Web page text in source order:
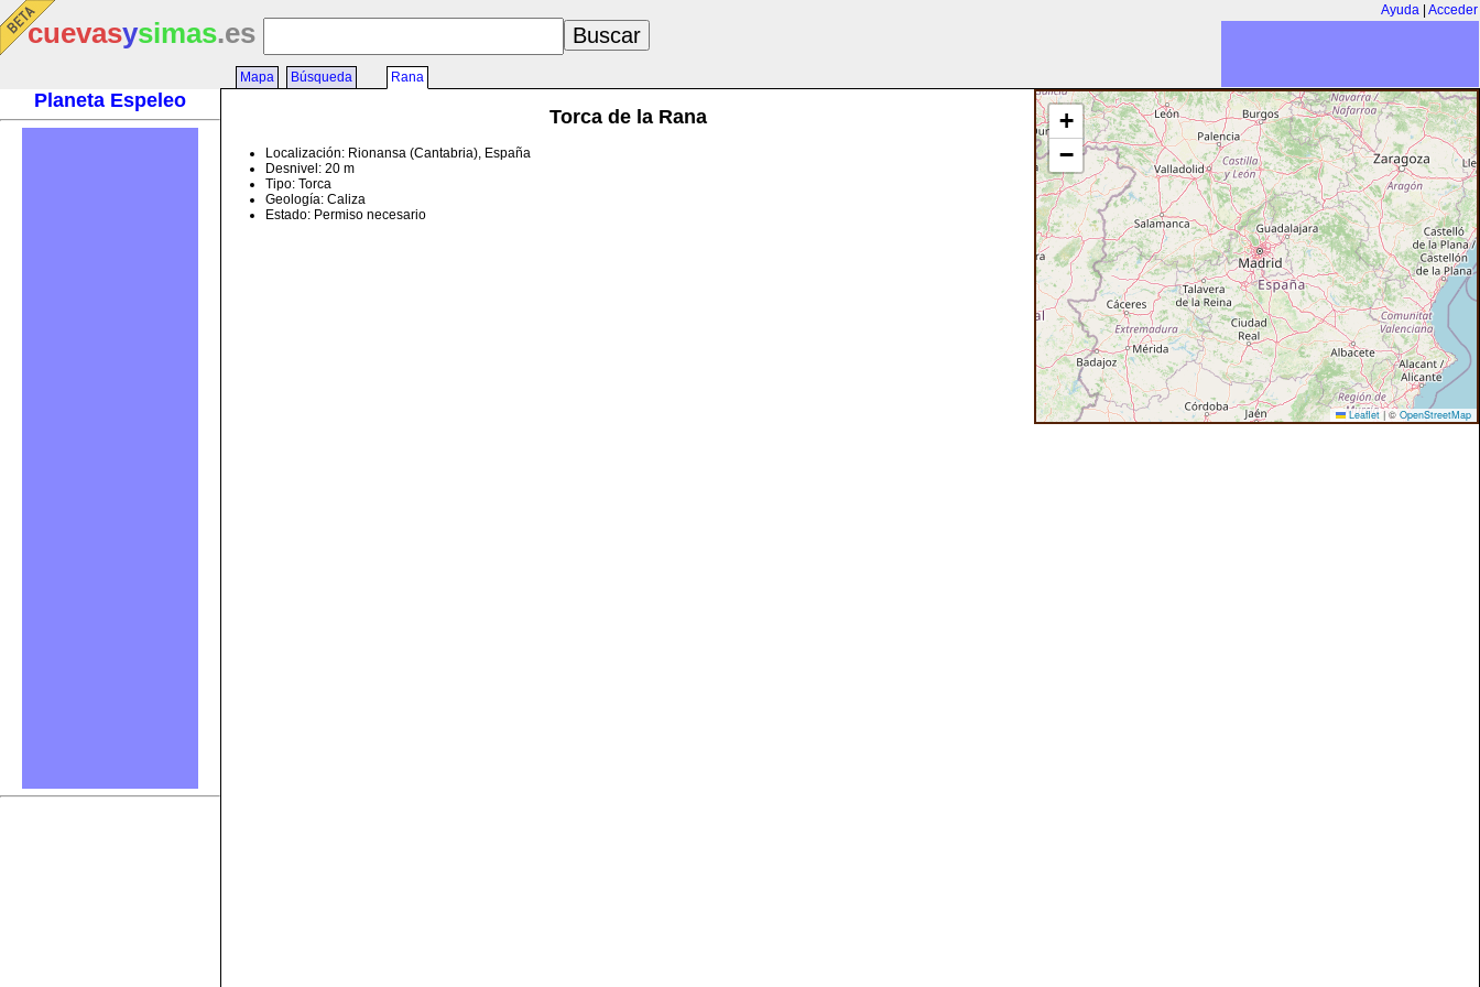
Ayuda Acceder
cuevasysimas.es
Planeta Espeleo
Mapa Búsqueda Rana
+
−
Leaflet | © OpenStreetMap
Torca de la Rana
Localización: Rionansa (Cantabria), España
Desnivel: 20 m
Tipo: Torca
Geología: Caliza
Estado: Permiso necesario